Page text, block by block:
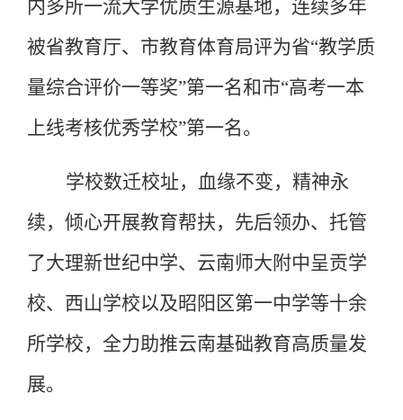
内多所一流大学优质生源基地，连续多年
被省教育厅、市教育体育局评为省“教学质
量综合评价一等奖”第一名和市“高考一本
上线考核优秀学校”第一名。
学校数迁校址，血缘不变，精神永
续，倾心开展教育帮扶，先后领办、托管
了大理新世纪中学、云南师大附中呈贡学
校、西山学校以及昭阳区第一中学等十余
所学校，全力助推云南基础教育高质量发
展。